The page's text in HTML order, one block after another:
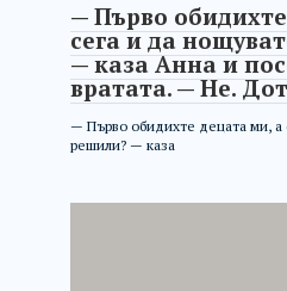
— Първо
сега и да
— каза Анна и
вратата. — Не.
— Първо обидихте децата ми, а
решили? — каза